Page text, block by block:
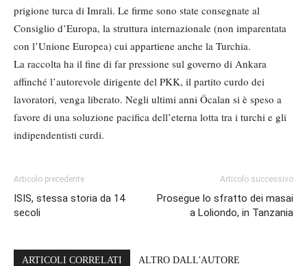
prigione turca di Imrali. Le firme sono state consegnate al
Consiglio d’Europa, la struttura internazionale (non imparentata
con l’Unione Europea) cui appartiene anche la Turchia.
La raccolta ha il fine di far pressione sul governo di Ankara
affinché l’autorevole dirigente del PKK, il partito curdo dei
lavoratori, venga liberato. Negli ultimi anni Öcalan si è speso a
favore di una soluzione pacifica dell’eterna lotta tra i turchi e gli
indipendentisti curdi.
Articolo precedente
ISIS, stessa storia da 14
secoli
Articolo successivo
Prosegue lo sfratto dei masai
a Loliondo, in Tanzania
ARTICOLI CORRELATI ALTRO DALL'AUTORE